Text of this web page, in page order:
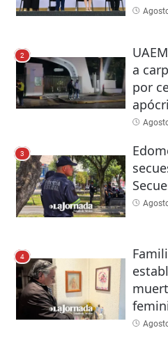
2
a
por
3
4